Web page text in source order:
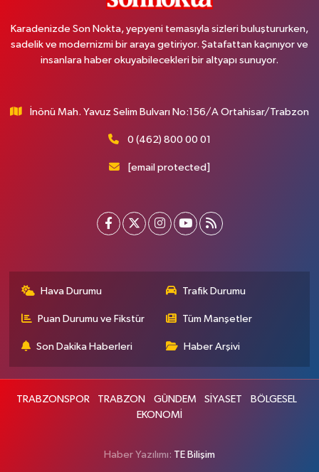
Karadenizde Son Nokta, yepyeni temasıyla sizleri buluştururken,
sadelik ve modernizmi bir araya getiriyor. Şatafattan kaçınıyor ve
insanlara haber okuyabilecekleri bir altyapı sunuyor.
İnönü Mah. Yavuz Selim Bulvarı No:156/A Ortahisar/Trabzon
0 (462) 800 00 01
[email protected]
Hava Durumu Trafik Durumu
Puan Durumu ve Fikstür Tüm Manşetler
Son Dakika Haberleri Haber Arşivi
TRABZONSPOR TRABZON GÜNDEM SİYASET
BÖLGESEL
EKONOMİ
Haber Yazılımı: TE Bilişim